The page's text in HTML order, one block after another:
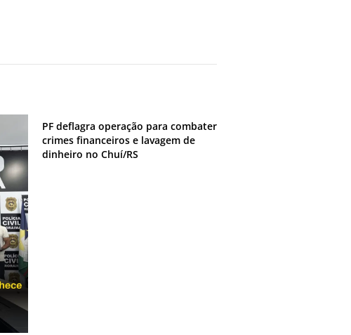
PF deflagra operação para combater
crimes financeiros e lavagem de
dinheiro no Chuí/RS